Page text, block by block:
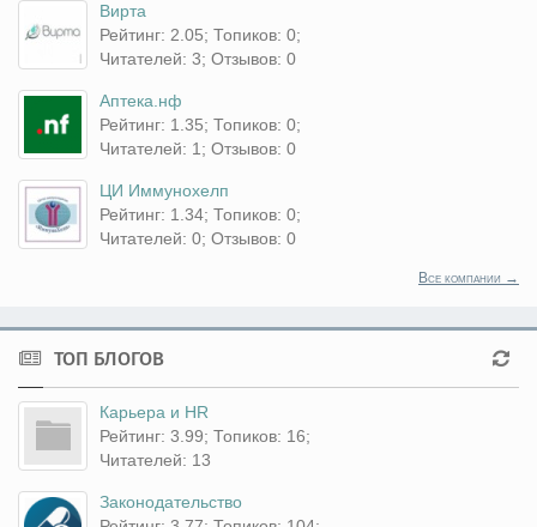
Вирта
Рейтинг: 2.05; Топиков: 0;
Читателей: 3; Отзывов: 0
Аптека.нф
Рейтинг: 1.35; Топиков: 0;
Читателей: 1; Отзывов: 0
ЦИ Иммунохелп
Рейтинг: 1.34; Топиков: 0;
Читателей: 0; Отзывов: 0
Все компании →
ТОП БЛОГОВ
Карьера и HR
Рейтинг: 3.99; Топиков: 16;
Читателей: 13
Законодательство